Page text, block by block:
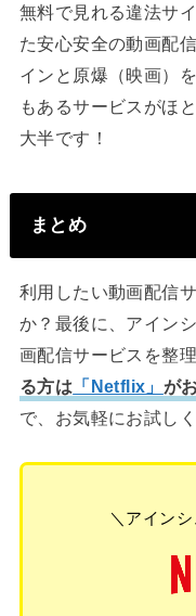
無料で見れる違法サ
た安心安全の動画配
インと原爆（映画）
もあるサービスがほ
大半です！
まとめ
利用したい動画配信
か？最後に、アイン
画配信サービスを整
る方は 「Netflix」 が
で、お気軽にお試しく
＼アイン